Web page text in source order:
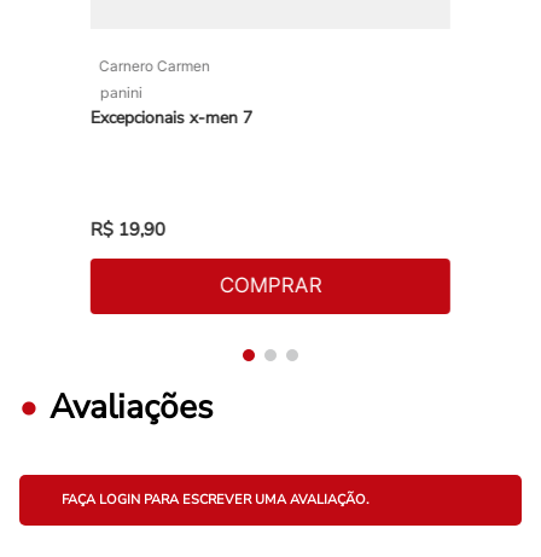
Carnero Carmen
panini
Excepcionais x-men 7
R$ 19,90
COMPRAR
Avaliações
FAÇA LOGIN PARA ESCREVER UMA AVALIAÇÃO.